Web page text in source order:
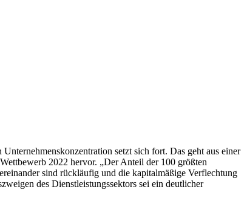
setzt sich fort. Das geht aus einer
2022 hervor. „Der Anteil der 100 größten
sind rückläufig und die kapitalmäßige Verflechtung
des Dienstleistungssektors sei ein deutlicher